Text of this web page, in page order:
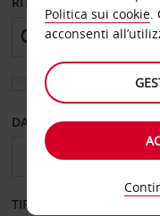
Scegli una località
DAL GIORNO
TIPOLOGIA DI NOLEGGIO
Politica sui cookie.
acconsenti